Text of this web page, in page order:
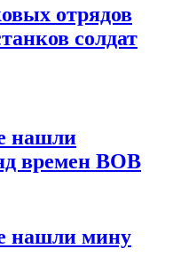
отрядов
солдат
нашли
времен ВОВ
нашли мину